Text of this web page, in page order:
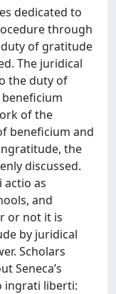
dedicated to
through
of gratitude
The juridical
the duty of
of the
beneficium and
the
discussed.
actio as
and
or not it is
by juridical
Scholars
Seneca’s
ingrati liberti: